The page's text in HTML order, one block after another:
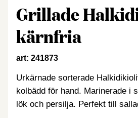
Grillade
kärnfria
art: 241873
Urkärnade sorterade
kolbädd för hand. Marinerade i
lök och persilja. Perfekt till